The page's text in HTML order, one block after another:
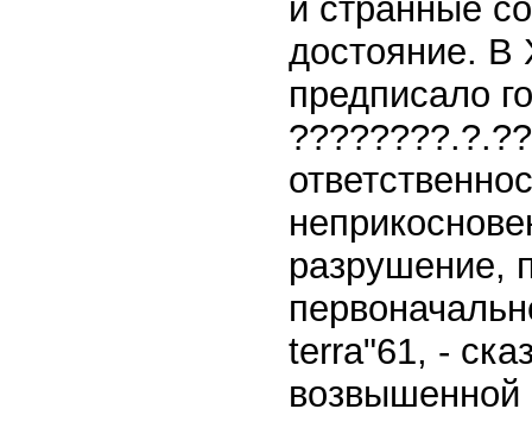
и странные
достояние. В
предписало
разрушение,
terra"61, -
возвышенной